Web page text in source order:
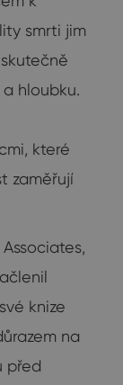
smrti jim
hloubku.
které
zaměřují
knize
na
před